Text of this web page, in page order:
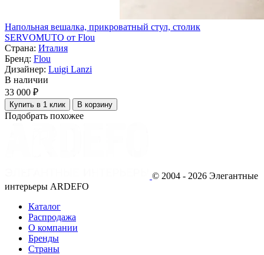
Напольная вешалка, прикроватный стул, столик
SERVOMUTO от Flou
Страна: Италия
Бренд: Flou
Дизайнер: Luigi Lanzi
В наличии
33 000 ₽
Купить в 1 клик В корзину
Подобрать похожее
© 2004 - 2026 Элегантные
интерьеры ARDEFO
Каталог
Распродажа
О компании
Бренды
Страны